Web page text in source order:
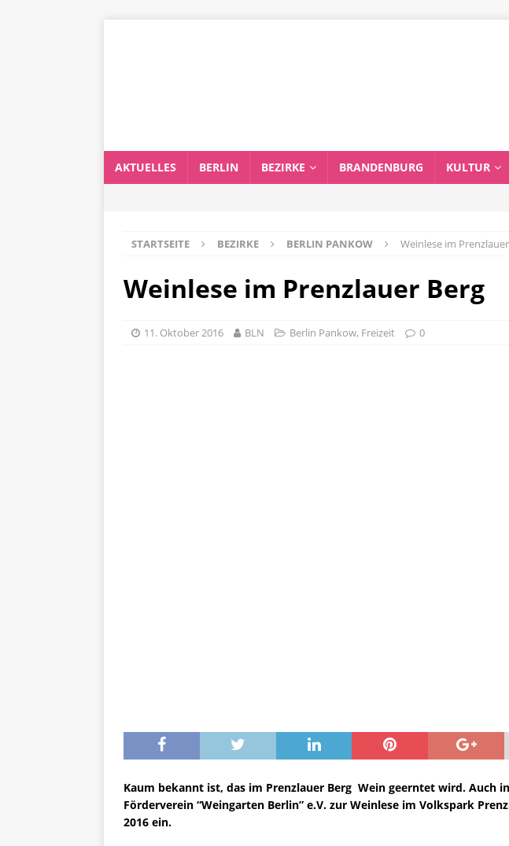
AKTUELLES BERLIN BEZIRKE BRANDENBURG KULTUR
STARTSEITE BEZIRKE BERLIN PANKOW Weinlese im
Weinlese im Prenzlauer Berg
11. Oktober 2016 BLN Berlin Pankow, Freizeit 0
Kaum bekannt ist, das im Prenzlauer Berg Wein geerntet wird. Auch
Förderverein “Weingarten Berlin” e.V. zur Weinlese im Volkspark
2016 ein.